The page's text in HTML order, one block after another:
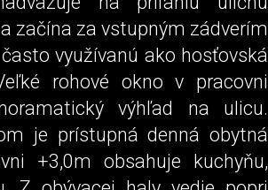
začína za vstupným zádverím
využívanú ako hosťovská
rohové okno v pracovni
výhľad na ulicu.
je prístupná denná obytná
+3,0m obsahuje kuchyňu,